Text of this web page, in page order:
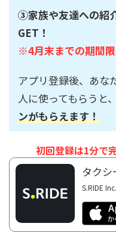
③家族や友達への紹
GET！
※4月末までの期間限
アプリ登録後、あな
人に使ってもらうと、
ンがもらえます！
初回登録は1分で
タクシ
S.RIDE Inc.